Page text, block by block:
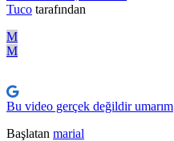
Tuco tarafından
M
M
Bu video gerçek değildir umarım
Başlatan marial